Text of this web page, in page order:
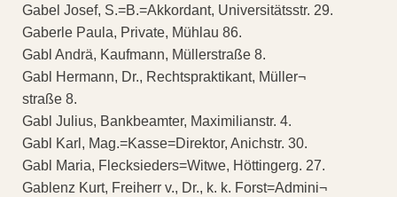
Gabel Josef, S.=B.=Akkordant, Universitätsstr. 29.
Gaberle Paula, Private, Mühlau 86.
Gabl Andrä, Kaufmann, Müllerstraße 8.
Gabl Hermann, Dr., Rechtspraktikant, Müller¬
straße 8.
Gabl Julius, Bankbeamter, Maximilianstr. 4.
Gabl Karl, Mag.=Kasse=Direktor, Anichstr. 30.
Gabl Maria, Flecksieders=Witwe, Höttingerg. 27.
Gablenz Kurt, Freiherr v., Dr., k. k. Forst=Admini¬